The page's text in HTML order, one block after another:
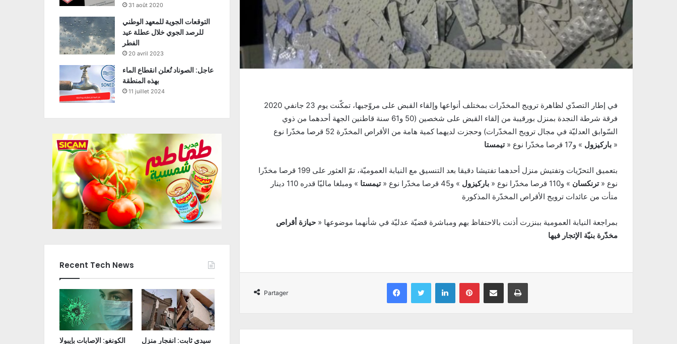
في إطار التصدّي لظاهرة ترويج المخدّرات بمختلف أنواعها وإلقاء القبض على مروّجيها، تمكّنت يوم 23 جانفي 2020
فرقة شرطة النجدة بمنزل بورقيبة من إلقاء القبض على شخصين (50 و61 سنة قاطنين الجهة أحدهما من ذوي
السّوابق العدليّة في مجال ترويج المخدّرات) وحجزت لديهما كمية هامة من الأقراص المخدّرة 52 قرصا مخدّرا نوع
« باركيزول » و17 قرصا مخدّرا نوع « تيمستا
بتعميق التحرّيات وتفتيش منزل أحدهما تفتيشا دقيقا بعد التنسيق مع النيابة العموميّة، تمّ العثور على 199 قرصا مخدّرا
نوع «ترنكسان » و110 قرصا مخدّرا نوع « باركيزول » و45 قرصا مخدّرا نوع « تيمستا
» ومبلغا ماليّا قدره 110 دينار
متأت من عائدات ترويج الأقراص المخدّرة المذكورة
بمراجعة النيابة العمومية ببنزرت أذنت بالاحتفاظ بهم ومباشرة قضيّة عدليّة في شأنهما موضوعها « حيازة أقراص
مخدّرة بنيّة الإتجار فيها
Partager
Facebook Twitter Linkedin Pinterest Partager par email Imprimer
31 août 2020
التوقعات الجوية للمعهد الوطني
للرصد الجوي خلال عطلة عيد
الفطر
20 avril 2023
عاجل: الصوناد تُعلن انقطاع الماء
بهذه المنطقة
11 juillet 2024
Recent Tech News
الكونغو: الإصابات بإيبولا
سيدي ثابت: انفجار منزل